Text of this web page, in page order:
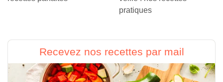
pratiques
Recevez nos recettes par mail